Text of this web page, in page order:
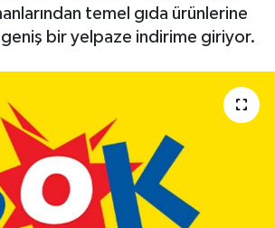
temel gıda ürünlerine
bir yelpaze indirime giriyor.